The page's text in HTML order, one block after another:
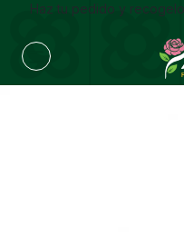
Haz tu pedido y